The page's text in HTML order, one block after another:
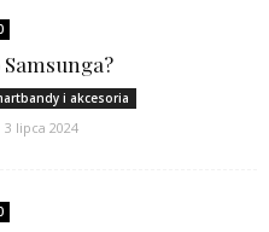
i akcesoria
3 lipca 2024